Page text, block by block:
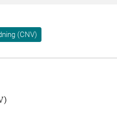
(CNV)